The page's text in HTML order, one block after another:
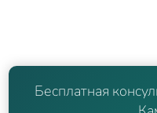
Бесплатная